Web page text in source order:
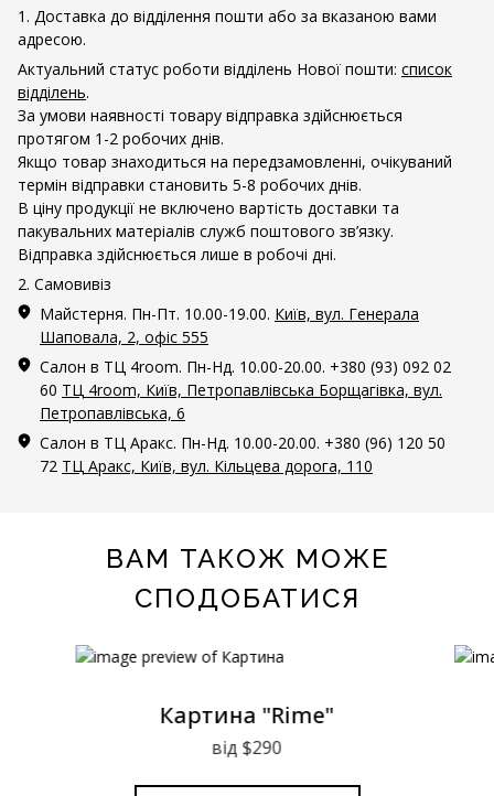
1. Доставка до відділення пошти або за вказаною вами
адресою.
Актуальний статус роботи відділень Нової пошти: список
відділень.
За умови наявності товару відправка здійснюється
протягом 1-2 робочих днів.
Якщо товар знаходиться на передзамовленні, очікуваний
термін відправки становить 5-8 робочих днів.
В ціну продукції не включено вартість доставки та
пакувальних матеріалів служб поштового зв’язку.
Відправка здійснюється лише в робочі дні.
2. Самовивіз
Майстерня. Пн-Пт. 10.00-19.00. Київ, вул. Генерала
Шаповала, 2, офіс 555
Салон в ТЦ 4room. Пн-Нд. 10.00-20.00. +380 (93) 092 02
60 ТЦ 4room, Київ, Петропавлівська Борщагівка, вул.
Петропавлівська, 6
Салон в ТЦ Аракс. Пн-Нд. 10.00-20.00. +380 (96) 120 50
72 ТЦ Аракс, Київ, вул. Кільцева дорога, 110
ВАМ ТАКОЖ МОЖЕ
СПОДОБАТИСЯ
Картина "Rime"
від $290